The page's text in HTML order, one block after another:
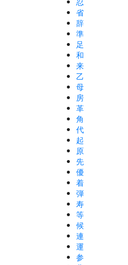
省
辞
準
足
和
来
乙
母
房
革
角
代
起
原
先
優
着
弾
寿
等
候
連
運
参